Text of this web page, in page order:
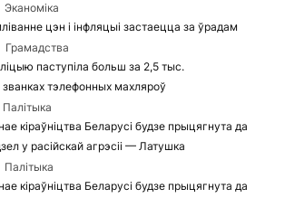
Эканоміка
цэн і інфляцыі застаецца за ўрадам
Грамадства
паступіла больш за 2,5 тыс.
тэлефонных махляроў
Палітыка
кіраўніцтва Беларусі будзе прыцягнута да
у расійскай агрэсіі — Латушка
Палітыка
кіраўніцтва Беларусі будзе прыцягнута да